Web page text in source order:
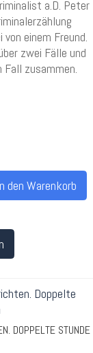
a.D. Peter
einem Freund.
zwei Fälle und
zusammen.
DOPPELTE STUNDE